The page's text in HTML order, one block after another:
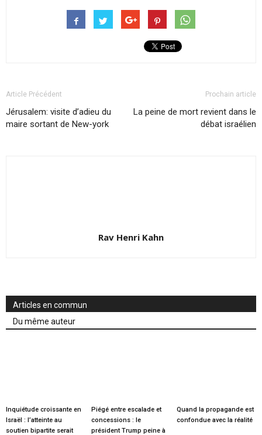
Article Précédent
Jérusalem: visite d’adieu du
maire sortant de New-york
Prochain article
La peine de mort revient dans le
débat israélien
Rav Henri Kahn
Articles en commun
Du même auteur
Inquiétude croissante en
Israël : l’atteinte au
soutien bipartite serait
Piégé entre escalade et
concessions : le
président Trump peine à
Quand la propagande est
confondue avec la réalité